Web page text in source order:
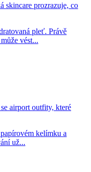
skincare prozrazuje, co
pleť. Právě
vést...
airport outfity, které
kelímku a
už...